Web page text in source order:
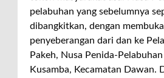
pelabuhan yang sebelumnya
dibangkitkan, dengan
penyeberangan dari dan ke
Pakeh, Nusa Penida-
Kusamba, Kecamatan Dawan.